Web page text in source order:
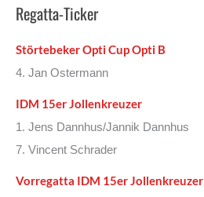
Regatta-Ticker
Störtebeker Opti Cup Opti B
4. Jan Ostermann
IDM 15er Jollenkreuzer
1. Jens Dannhus/Jannik Dannhus
7. Vincent Schrader
Vorregatta IDM 15er Jollenkreuzer